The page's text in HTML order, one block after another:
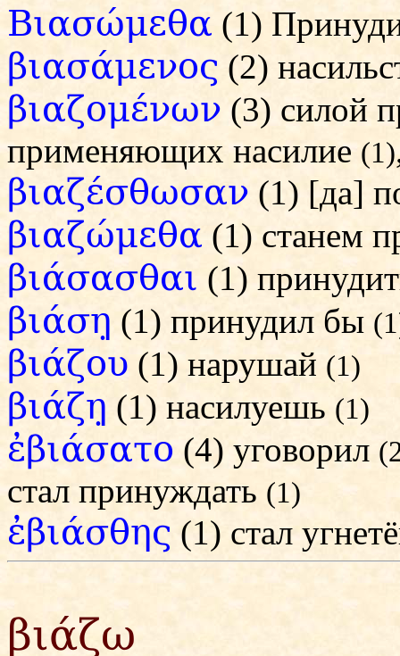
Βιασώμεθα (1)
βιασάμενος (2)
βιαζομένων (3) силой
применяющих насилие (1)
βιαζέσθωσαν (1) [да]
βιαζώμεθα (1) станем
βιάσασθαι (1)
βιάση̣ (1) принудил бы
βιάζου (1) нарушай (1)
βιάζη̣ (1) насилуешь (1)
ἐβιάσατο (4) уговорил
стал принуждать (1)
ἐβιάσθης (1) стал
βιάζω